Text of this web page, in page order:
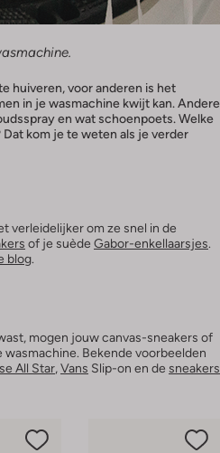
huiveren, voor anderen is het
in je wasmachine kwijt kan. Andere
en wat schoenpoets. Welke
kom je te weten als je verder
verleidelijker om ze snel in de
of je suède Gabor-enkellaarsjes.
blog.
mogen jouw canvas-sneakers of
Bekende voorbeelden
All Star,Vans Slip-on en de sneakers